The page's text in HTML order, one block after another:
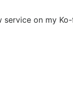
service on my